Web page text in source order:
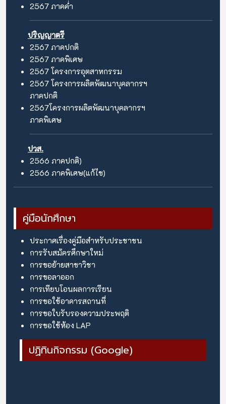
2567 ภาคค่ำ
ปริญญาตรี
2567 ภาคปกติ
2567 ภาคพิเศษ
2567 โครงการอุตสาหกรรม
2567 โครงการผลิตพัฒนาบุคลากรฯ
ภาคปกติ
2567โครงการผลิตพัฒนาบุคลากรฯ
ภาคพิเศษ
ปวส.
2566 ภาคปกติ)
2566 ภาคพิเศษ(แก้ไข)
คู่มือนักศึกษา
ประกาศเรื่องคู่มือสำหรับประชาชน
การรับสม้ครศึกษาใหม่
การขอย้ายสาขาวิชา
การขอลาออก
การเทียบโอนผลการเรียน
การขอใช้อาคารสถานที่
การขอใบรับรองความประพฤติ
การขอใช้ห้อง LAP
ปฏิทินกิจกรรม (Google)